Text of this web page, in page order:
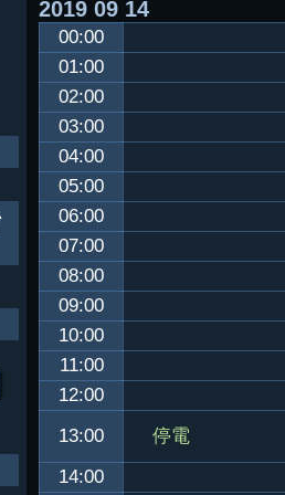
千葉市支部組
2019 09 14
00:00
01:00
02:00
03:00
04:00
05:00
06:00
07:00
08:00
09:00
10:00
11:00
12:00
13:00
停電
14:00